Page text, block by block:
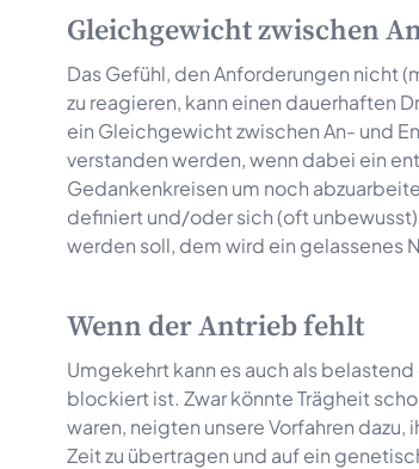
Gleichgewicht zwischen
Das Gefühl, den Anforderungen nicht
zu reagieren, kann einen dauerhaften
ein Gleichgewicht zwischen An- und
verstanden werden, wenn dabei ein
Gedankenkreisen um noch
definiert und/oder sich (oft
werden soll, dem wird ein gelassenes
Wenn der Antrieb fehlt
Umgekehrt kann es auch als
blockiert ist. Zwar könnte Trägheit
waren, neigten unsere Vorfahren
Zeit zu übertragen und auf ein